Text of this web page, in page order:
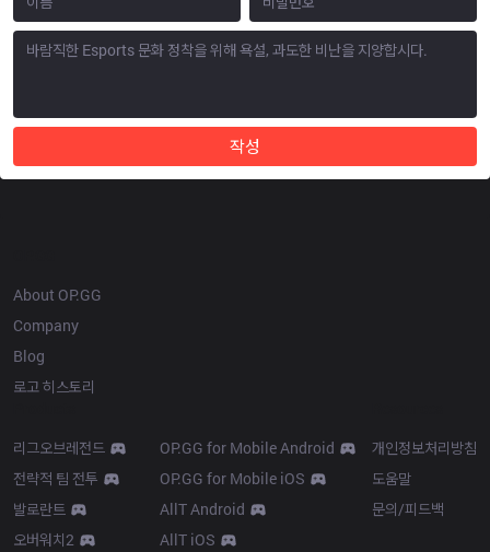
작성
About OP.GG
Company
Blog
로고 히스토리
리그오브레전드
전략적 팀 전투
발로란트
오버워치2
OP.GG for Mobile Android
OP.GG for Mobile iOS
AllT Android
AllT iOS
개인정보처리방침
도움말
문의/피드백